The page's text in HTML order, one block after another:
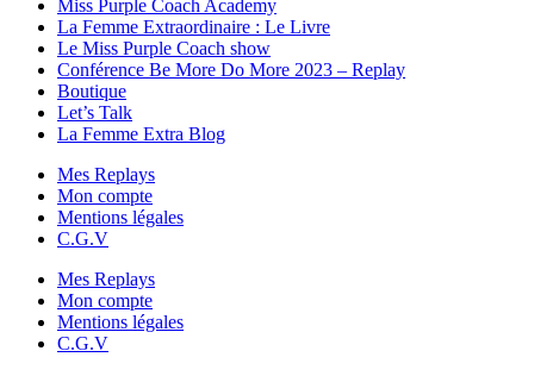
Miss Purple Coach Academy
La Femme Extraordinaire : Le Livre
Le Miss Purple Coach show
Conférence Be More Do More 2023 – Replay
Boutique
Let’s Talk
La Femme Extra Blog
Mes Replays
Mon compte
Mentions légales
C.G.V
Mes Replays
Mon compte
Mentions légales
C.G.V